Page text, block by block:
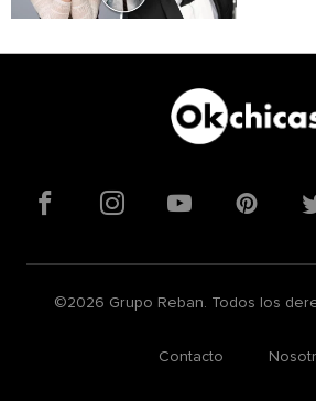
FacebookInstagramYouTube
©2026 Grupo Reban. Todos los
Contacto